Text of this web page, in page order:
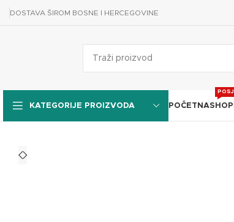
DOSTAVA ŠIROM BOSNE I HERCEGOVINE
KATEGORIJE PROIZVODA POČETNASHOP